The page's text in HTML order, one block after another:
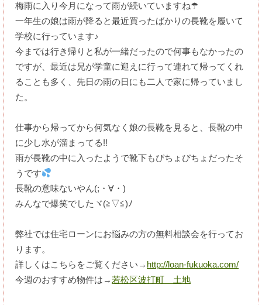
梅雨に入り今月になって雨が続いていますね☂
一年生の娘は雨が降ると最近買ったばかりの長靴を履いて
学校に行っています♪
今までは行き帰りと私が一緒だったので何事もなかったの
ですが、最近は兄が学童に迎えに行って連れて帰ってくれ
ることも多く、先日の雨の日にも二人で家に帰っていまし
た。
仕事から帰ってから何気なく娘の長靴を見ると、長靴の中
に少し水が溜まってる!!
雨が長靴の中に入ったようで靴下もびちょびちょだったそ
うです
長靴の意味ないやん(;・∀・)
みんなで爆笑でしたヾ(≧▽≦)ﾉ
弊社では住宅ローンにお悩みの方の無料相談会を行ってお
ります。
詳しくはこちらをご覧ください→ http://loan-fukuoka.com/
今週のおすすめ物件は→ 若松区波打町 土地